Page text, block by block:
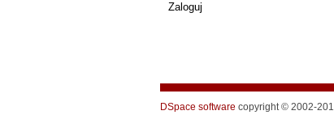
Zaloguj
DSpace software copyright © 2002-